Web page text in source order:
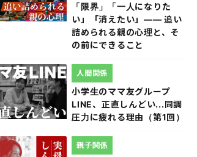
「限界」「一人になりた
い」「消えたい」―― 追い
詰められる親の心理と、そ
の前にできること
小学生のママ友グループ
LINE、正直しんどい...同調
圧力に疲れる理由（第1回）
人間関係
親子関係